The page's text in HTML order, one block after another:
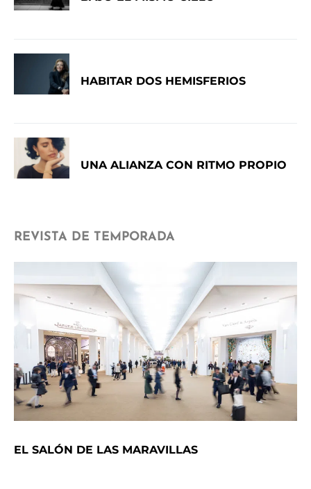
HABITAR DOS HEMISFERIOS
UNA ALIANZA CON RITMO PROPIO
REVISTA DE TEMPORADA
EL SALÓN DE LAS MARAVILLAS